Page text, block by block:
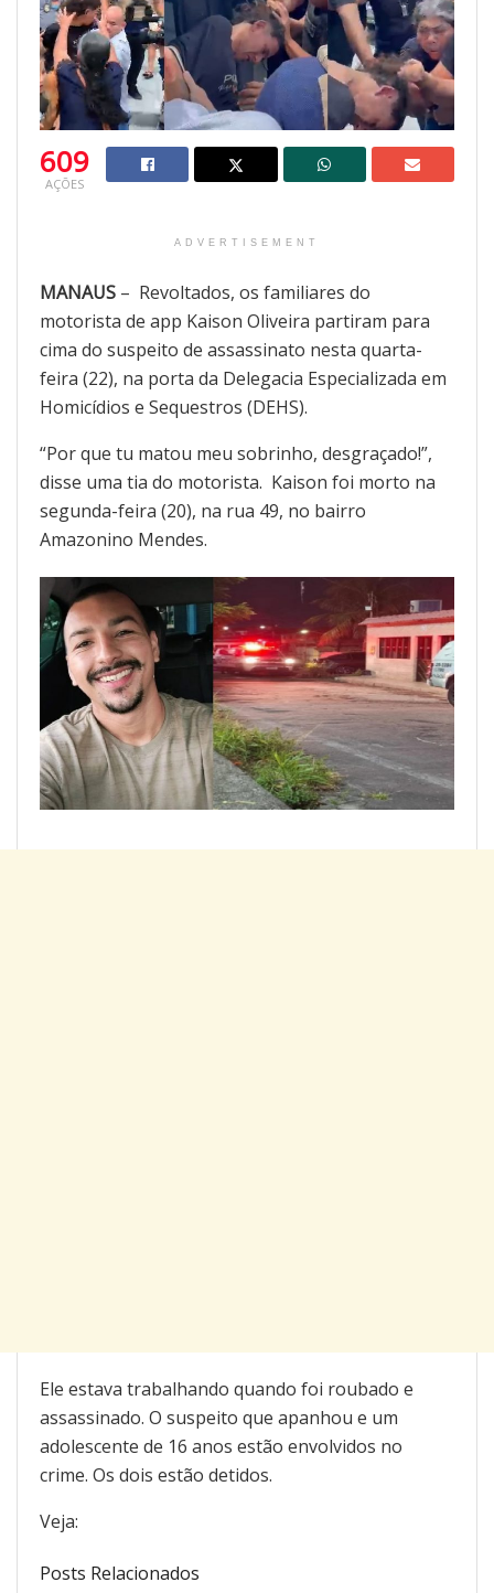
609
AÇÕES
ADVERTISEMENT
MANAUS – Revoltados, os familiares do
motorista de app Kaison Oliveira partiram para
cima do suspeito de assassinato nesta quarta-
feira (22), na porta da Delegacia Especializada em
Homicídios e Sequestros (DEHS).
“Por que tu matou meu sobrinho, desgraçado!”,
disse uma tia do motorista. Kaison foi morto na
segunda-feira (20), na rua 49, no bairro
Amazonino Mendes.
Ele estava trabalhando quando foi roubado e
assassinado. O suspeito que apanhou e um
adolescente de 16 anos estão envolvidos no
crime. Os dois estão detidos.
Veja:
Posts Relacionados